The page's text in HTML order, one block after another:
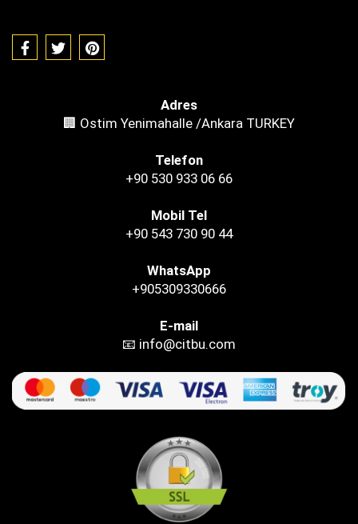
Adres
🏢 Ostim Yenimahalle /Ankara TURKEY
Telefon
+90 530 933 06 66
Mobil Tel
+90 543 730 90 44
WhatsApp
+905309330666
E-mail
📧 info@citbu.com